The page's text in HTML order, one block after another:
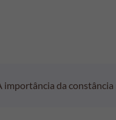
importância da